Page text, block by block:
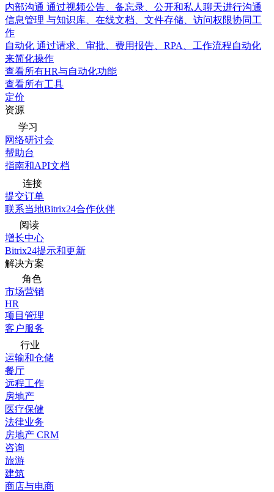
内部沟通 通过视频公告、备忘录、公开和私人聊天进行沟通
信息管理 与知识库、在线文档、文件存储、访问权限协同工
作
自动化 通过请求、审批、费用报告、RPA、工作流程自动化
来简化操作
查看所有HR与自动化功能
查看所有工具
定价
资源
学习
网络研讨会
帮助台
指南和API文档
连接
提交订单
联系当地Bitrix24合作伙伴
阅读
增长中心
Bitrix24提示和更新
解决方案
角色
市场营销
HR
项目管理
客户服务
行业
运输和仓储
餐厅
远程工作
房地产
医疗保健
法律业务
房地产 CRM
咨询
旅游
建筑
商店与电商